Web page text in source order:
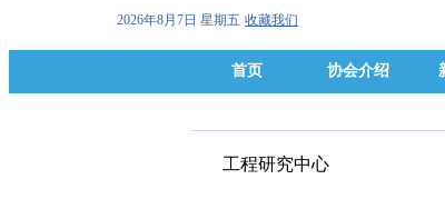
2026年8月7日 星期五 收藏我们
首页 协会介绍
工程研究中心